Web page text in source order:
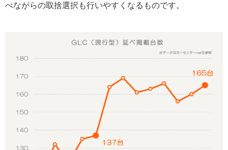
べながらの取捨選択も行いやすくなるものです。